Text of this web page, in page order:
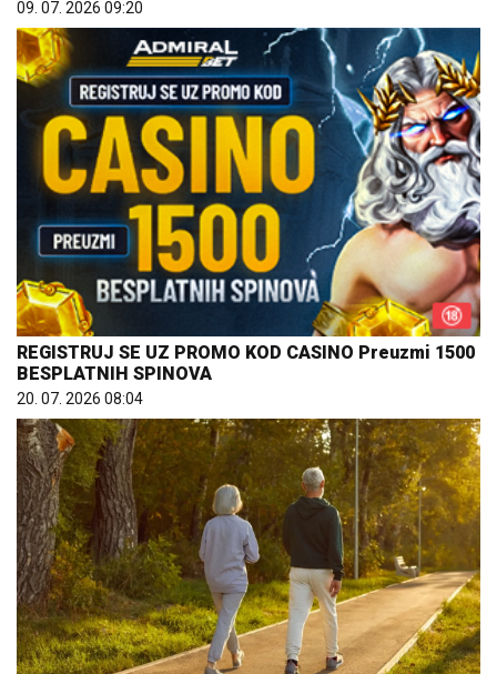
09. 07. 2026 09:20
REGISTRUJ SE UZ PROMO KOD CASINO Preuzmi 1500
BESPLATNIH SPINOVA
20. 07. 2026 08:04